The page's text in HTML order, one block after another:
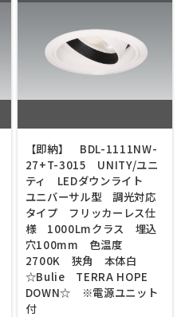
【即納】 BDL-1111NW-
27+T-3015 UNITY/ユニ
ティ LEDダウンライト
ユニバーサル型 調光対応
タイプ フリッカーレス仕
様 1000Lmクラス 埋込
穴100mm 色温度
2700K 狭角 本体白
☆Bulie TERRA HOPE
DOWN☆ ※電源ユニット
付